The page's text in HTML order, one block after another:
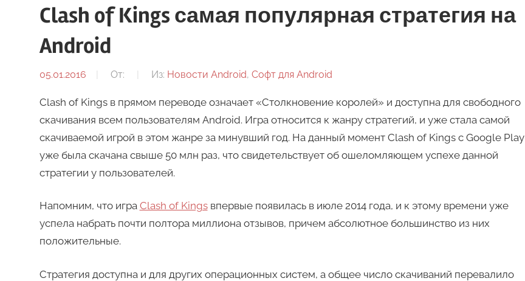
Clash of Kings самая популярная стратегия на
Android
05.01.2016 От: Из: Новости Android, Софт для Android
Clash of Kings в прямом переводе означает «Столкновение королей» и доступна для свободного
скачивания всем пользователям Android. Игра относится к жанру стратегий, и уже стала самой
скачиваемой игрой в этом жанре за минувший год. На данный момент Clash of Kings с Google Play
уже была скачана свыше 50 млн раз, что свидетельствует об ошеломляющем успехе данной
стратегии у пользователей.
Напомним, что игра Clash of Kingsвпервые появилась в июле 2014 года, и к этому времени уже
успела набрать почти полтора миллиона отзывов, причем абсолютное большинство из них
положительные.
Стратегия доступна и для других операционных систем, а общее число скачиваний перевалило